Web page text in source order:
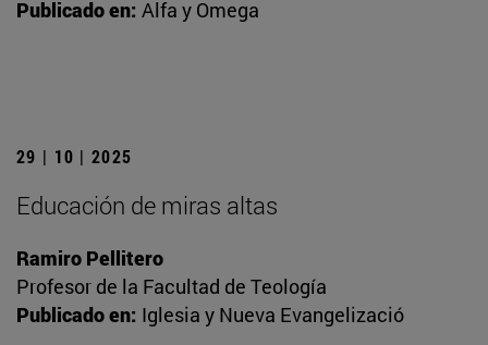
Publicado en: Alfa y Omega
29 | 10 | 2025
Educación de miras altas
Ramiro Pellitero
Profesor de la Facultad de Teología
Publicado en: Iglesia y Nueva Evangelizació